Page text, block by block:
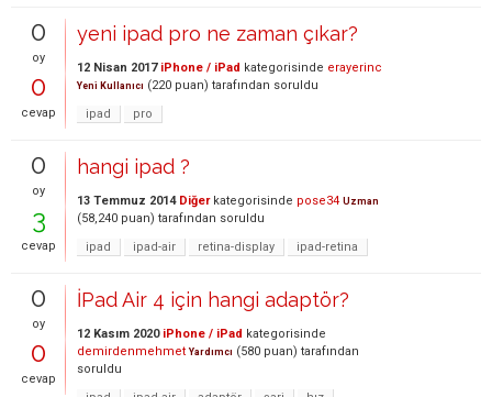
0
oy
0
cevap
yeni ipad pro ne zaman çıkar?
12 Nisan 2017 iPhone / iPad kategorisinde erayerinc
Yeni Kullanıcı (220 puan) tarafından soruldu
ipad
pro
0
oy
3
cevap
hangi ipad ?
13 Temmuz 2014 Diğerkategorisinde pose34 Uzman
(58,240 puan) tarafından soruldu
ipad
ipad-air retina-display ipad-retina
0
oy
0
cevap
İPad Air 4 için hangi adaptör?
12 Kasım 2020 iPhone / iPad kategorisinde
demirdenmehmet Yardımcı (580 puan) tarafından
soruldu